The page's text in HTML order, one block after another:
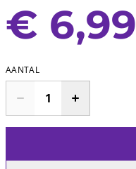
€ 6,99
AANTAL